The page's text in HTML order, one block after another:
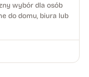
wybór dla osób
do domu, biura lub